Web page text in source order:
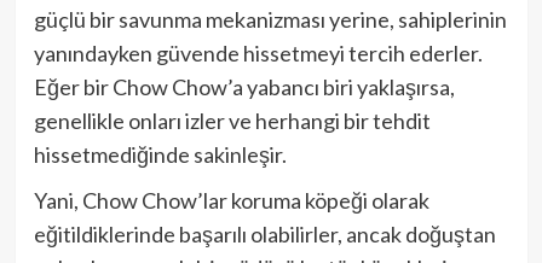
güçlü bir savunma mekanizması yerine, sahiplerinin
yanındayken güvende hissetmeyi tercih ederler.
Eğer bir Chow Chow’a yabancı biri yaklaşırsa,
genellikle onları izler ve herhangi bir tehdit
hissetmediğinde sakinleşir.
Yani, Chow Chow’lar koruma köpeği olarak
eğitildiklerinde başarılı olabilirler, ancak doğuştan